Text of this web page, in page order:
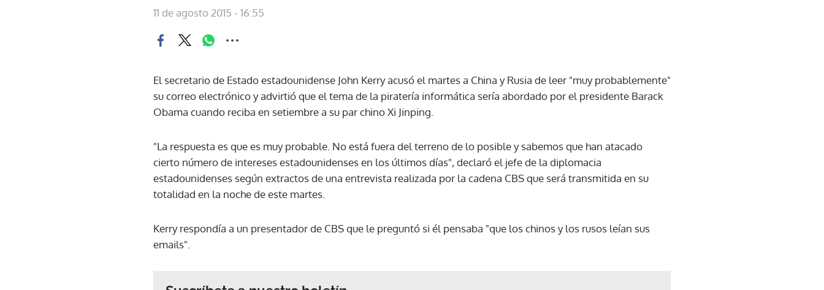
11 de agosto 2015 - 16:55
El secretario de Estado estadounidense John Kerry acusó el martes a China y Rusia de leer "muy probablemente"
su correo electrónico y advirtió que el tema de la piratería informática sería abordado por el presidente Barack
Obama cuando reciba en setiembre a su par chino Xi Jinping.
"La respuesta es que es muy probable. No está fuera del terreno de lo posible y sabemos que han atacado
cierto número de intereses estadounidenses en los últimos días", declaró el jefe de la diplomacia
estadounidenses según extractos de una entrevista realizada por la cadena CBS que será transmitida en su
totalidad en la noche de este martes.
Kerry respondía a un presentador de CBS que le preguntó si él pensaba "que los chinos y los rusos leían sus
emails".